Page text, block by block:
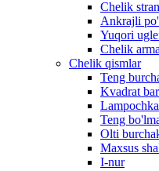
Chelik
Ankrajli
Yuqori
Chelik
Chelik qismlar
Teng
Kvadrat bar
Teng
Olti
Maxsus
I-nur